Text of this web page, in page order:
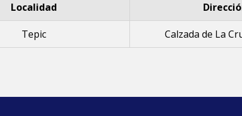
Localidad
Tepic Calzada de La